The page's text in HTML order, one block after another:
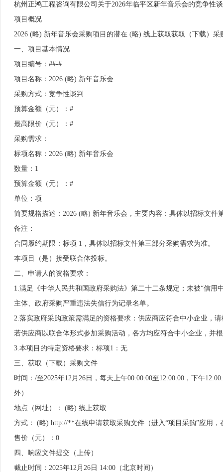
杭州正鸿工程咨询有限公司关于2026年临平区新年音乐会的竞争性
项目概况
2026 (略) 新年音乐会采购项目的潜在 (略) 线上获取获取（下载）
一、项目基本情况
项目编号：##-#
项目名称：2026 (略) 新年音乐会
采购方式：竞争性谈判
预算金额（元）：#
最高限价（元）：#
采购需求：
标项名称：2026 (略) 新年音乐会
数量：1
预算金额（元）：#
单位：项
简要规格描述：2026 (略) 新年音乐会，主要内容：具体以招标文
备注：
合同履约期限：标项 1，具体以招标文件第三部分采购需求为准。
本项目（是）接受联合体投标。
二、申请人的资格要求：
1.满足《中华人民共和国政府采购法》第二十二条规定；未被“信
主体、政府采购严重违法失信行为记录名单。
2.落实政府采购政策需满足的资格要求：供应商应符合中小企业，
若供应商以联合体形式参加采购活动，各方均应符合中小企业，并
3.本项目的特定资格要求：标项1：无
三、获取（下载）采购文件
时间：/至2025年12月26日，每天上午00:00:00至12:00:00，下午
外）
地点（网址）： (略) 线上获取
方式： (略) http://**在线申请获取采购文件（进入“项目采购”应用
售价（元）：0
四、响应文件提交（上传）
截止时间：2025年12月26日 14:00（北京时间）